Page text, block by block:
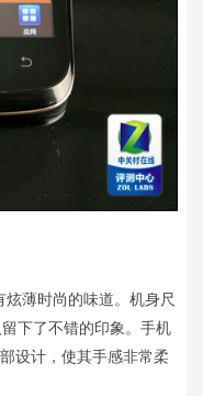
薄时尚的味道。机身尺
下了不错的印象。手机
设计，使其手感非常柔